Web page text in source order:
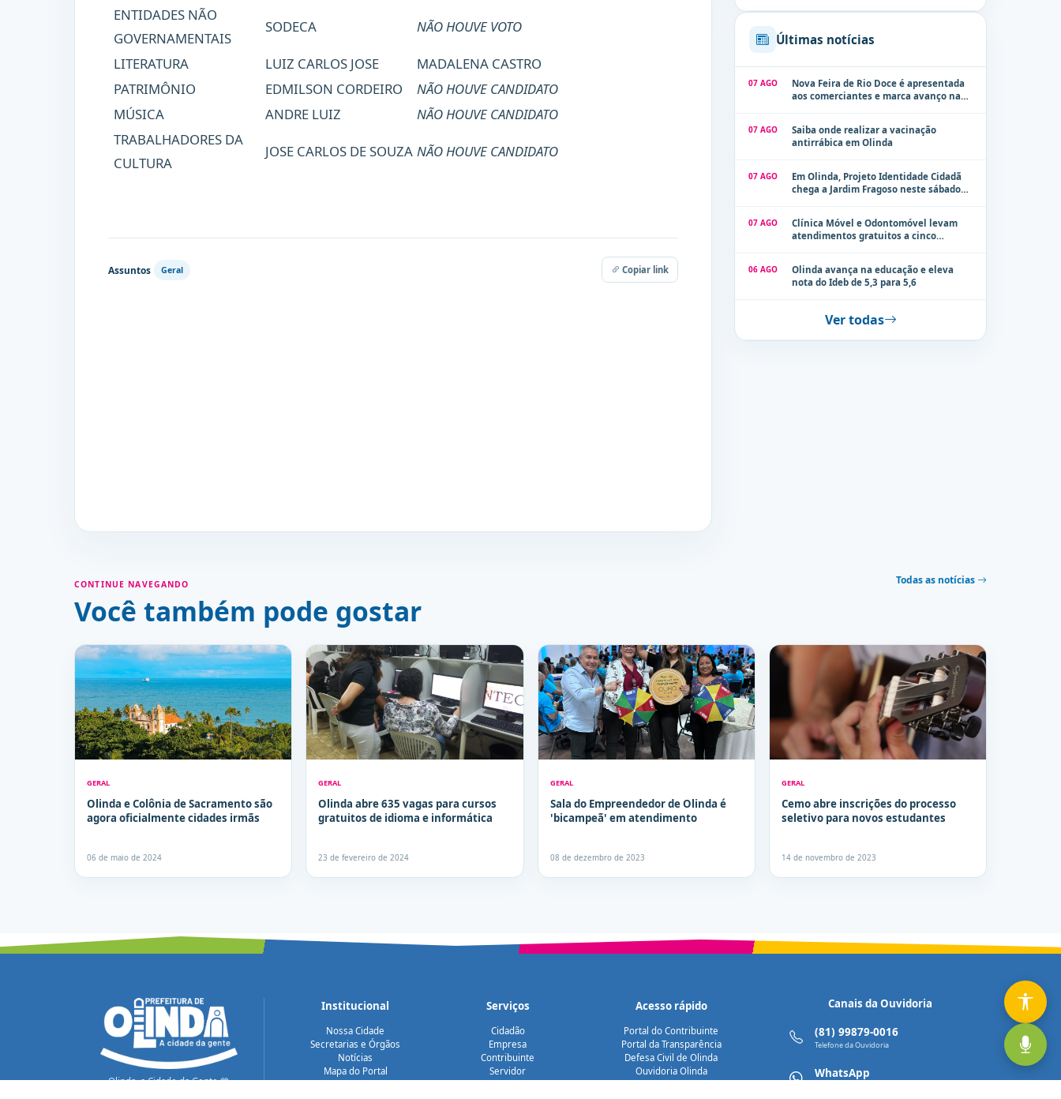
ENTIDADES NÃO
GOVERNAMENTAIS
SODECA NÃO HOUVE VOTO
LITERATURA LUIZ CARLOS JOSE
MADALENA CASTRO
PATRIMÔNIO
EDMILSON CORDEIRO
NÃO HOUVE CANDIDATO
MÚSICA
ANDRE LUIZ
NÃO HOUVE CANDIDATO
TRABALHADORES DA
CULTURA
JOSE CARLOS DE SOUZA NÃO HOUVE CANDIDATO
Assuntos Geral Copiar link
Últimas notícias
07 AGO
Nova Feira de Rio Doce é apresentada
aos comerciantes e marca avanço na
07 AGO
Saiba onde realizar a vacinação
antirrábica em Olinda
07 AGO
Em Olinda, Projeto Identidade Cidadã
chega a Jardim Fragoso neste sábado
07 AGO
Clínica Móvel e Odontomóvel levam
atendimentos gratuitos a cinco
06 AGO
Olinda avança na educação e eleva
nota do Ideb de 5,3 para 5,6
Ver todas
CONTINUE NAVEGANDO
Você também pode gostar
Todas as notícias
GERAL
Olinda e Colônia de Sacramento são
agora oficialmente cidades irmãs
06 de maio de 2024
GERAL
Olinda abre 635 vagas para cursos
gratuitos de idioma e informática
23 de fevereiro de 2024
GERAL
Sala do Empreendedor de Olinda é
'bicampeã' em atendimento
08 de dezembro de 2023
GERAL
Cemo abre inscrições do processo
seletivo para novos estudantes
14 de novembro de 2023
Olinda, a Cidade da Gente 💙
Institucional
Nossa Cidade
Secretarias e Órgãos
Notícias
Mapa do Portal
Serviços
Cidadão
Empresa
Contribuinte
Servidor
Acesso rápido
Portal do Contribuinte
Portal da Transparência
Defesa Civil de Olinda
Ouvidoria Olinda
Canais da Ouvidoria
(81) 99879-0016
Telefone da Ouvidoria
WhatsApp